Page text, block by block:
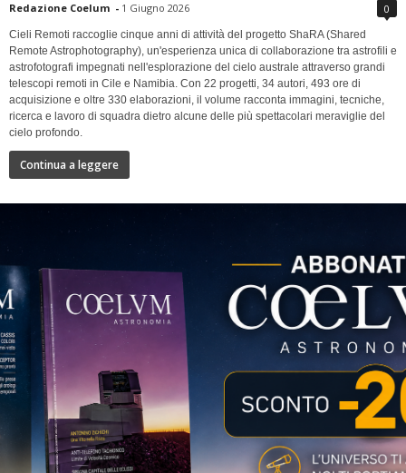
Redazione Coelum - 1 Giugno 2026 0
Cieli Remoti raccoglie cinque anni di attività del progetto ShaRA (Shared
Remote Astrophotography), un'esperienza unica di collaborazione tra astrofili e
astrofotografi impegnati nell'esplorazione del cielo australe attraverso grandi
telescopi remoti in Cile e Namibia. Con 22 progetti, 34 autori, 493 ore di
acquisizione e oltre 330 elaborazioni, il volume racconta immagini, tecniche,
ricerca e lavoro di squadra dietro alcune delle più spettacolari meraviglie del
cielo profondo.
Continua a leggere